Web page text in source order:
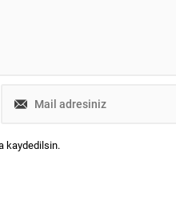
kaydedilsin.